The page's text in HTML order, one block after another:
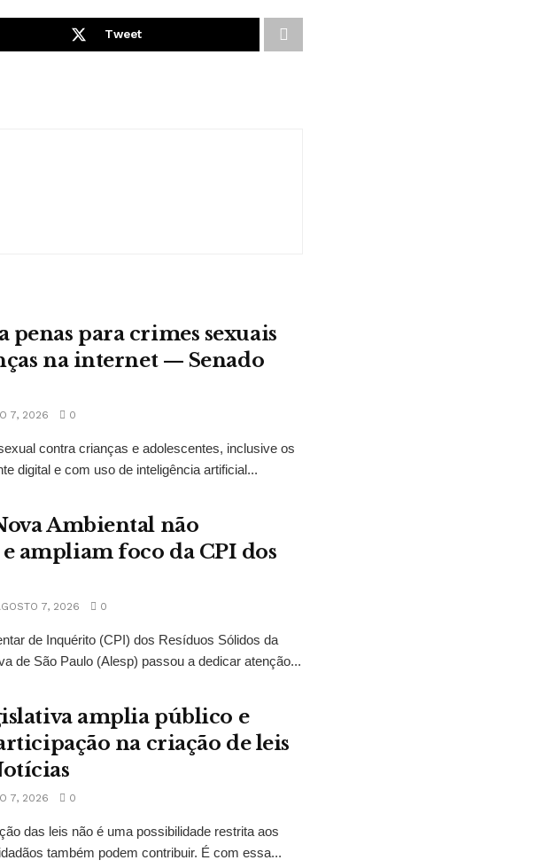
Tweet
penas para crimes sexuais
na internet — Senado
7, 2026 0
contra crianças e adolescentes, inclusive os
digital e com uso de inteligência artificial...
Ambiental não
ampliam foco da CPI dos
7, 2026 0
de Inquérito (CPI) dos Resíduos Sólidos da
de São Paulo (Alesp) passou a dedicar atenção...
amplia público e
na criação de leis
7, 2026 0
das leis não é uma possibilidade restrita aos
também podem contribuir. É com essa...